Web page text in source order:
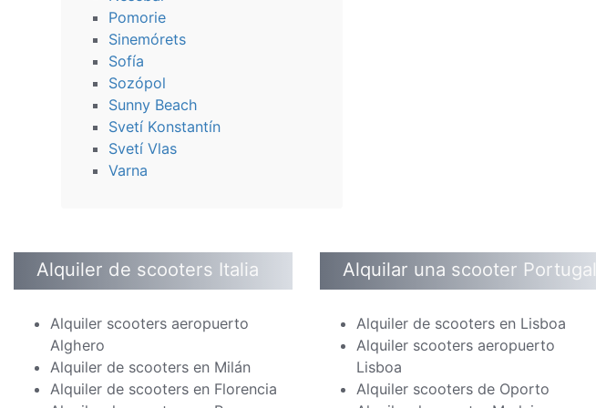
Pomorie
Sinemórets
Sofía
Sozópol
Sunny Beach
Svetí Konstantín
Svetí Vlas
Varna
Alquiler de scooters Italia
Alquiler scooters aeropuerto
Alghero
Alquiler de scooters en Milán
Alquiler de scooters en Florencia
Alquilar una scooter Portugal
Alquiler de scooters en Lisboa
Alquiler scooters aeropuerto
Lisboa
Alquiler scooters de Oporto